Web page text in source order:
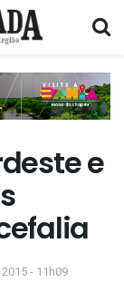
e
- 11h09